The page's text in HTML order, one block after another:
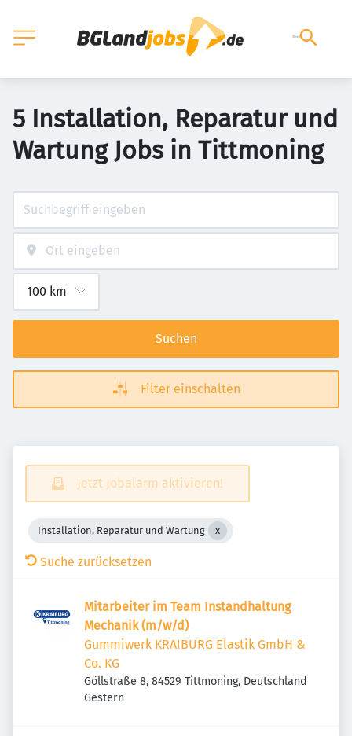
5 Installation, Reparatur und
Wartung Jobs in Tittmoning
Suchen
Filter einschalten
Jetzt Jobalarm aktivieren!
Installation, Reparatur und Wartung
Suche zurücksetzen
Mitarbeiter im Team Instandhaltung
Mechanik (m/w/d)
Gummiwerk KRAIBURG Elastik GmbH &
Co. KG
Göllstraße 8, 84529 Tittmoning, Deutschland
Veröffentlicht
Gestern